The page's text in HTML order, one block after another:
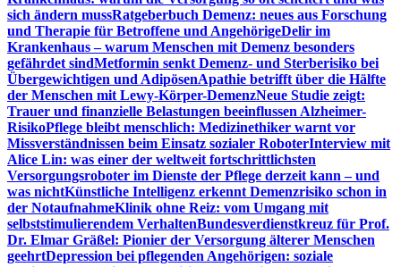
sich ändern mussRatgeberbuch Demenz: neues aus Forschung
und Therapie für Betroffene und AngehörigeDelir im
Krankenhaus – warum Menschen mit Demenz besonders
gefährdet sindMetformin senkt Demenz- und Sterberisiko bei
Übergewichtigen und AdipösenApathie betrifft über die Hälfte
der Menschen mit Lewy-Körper-DemenzNeue Studie zeigt:
Trauer und finanzielle Belastungen beeinflussen Alzheimer-
RisikoPflege bleibt menschlich: Medizinethiker warnt vor
Missverständnissen beim Einsatz sozialer RoboterInterview mit
Alice Lin: was einer der weltweit fortschrittlichsten
Versorgungsroboter im Dienste der Pflege derzeit kann – und
was nichtKünstliche Intelligenz erkennt Demenzrisiko schon in
der NotaufnahmeKlinik ohne Reiz: vom Umgang mit
selbststimulierendem VerhaltenBundesverdienstkreuz für Prof.
Dr. Elmar Gräßel: Pionier der Versorgung älterer Menschen
geehrtDepression bei pflegenden Angehörigen: soziale